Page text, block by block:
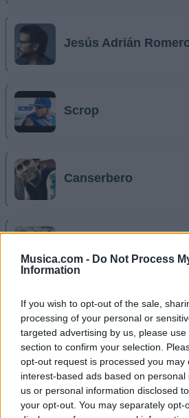
Musica.com - Do Not Process
Information
If you wish to opt-out of the sale,
processing of your personal or
targeted advertising by us, please
section to confirm your selection.
opt-out request is processed you may
interest-based ads based on
us or personal information disclosed
your opt-out. You may separately opt-
Jesús Adrián
Scrop
Canserbero
Molotov
Floricienta